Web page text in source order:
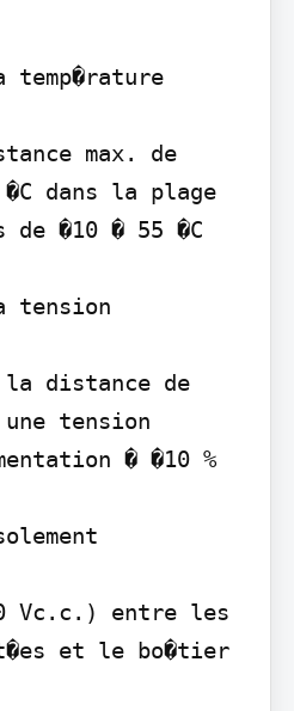
max. de
dans la plage
de �10 � 55 �C
tension
la distance de
tension
� �10 %
Vc.c.) entre les
et le bo�tier